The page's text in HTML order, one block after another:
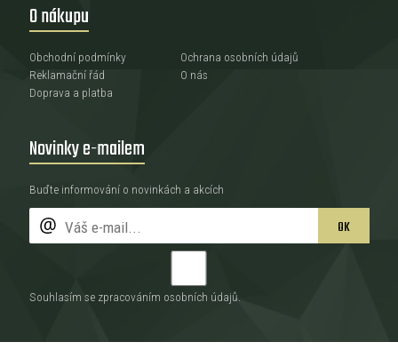
O nákupu
Obchodní podmínky
Reklamační řád
Doprava a platba
Ochrana osobních údajů
O nás
Novinky e-mailem
Buďte informování o novinkách a akcích
OK
Souhlasím se zpracováním osobních údajů.